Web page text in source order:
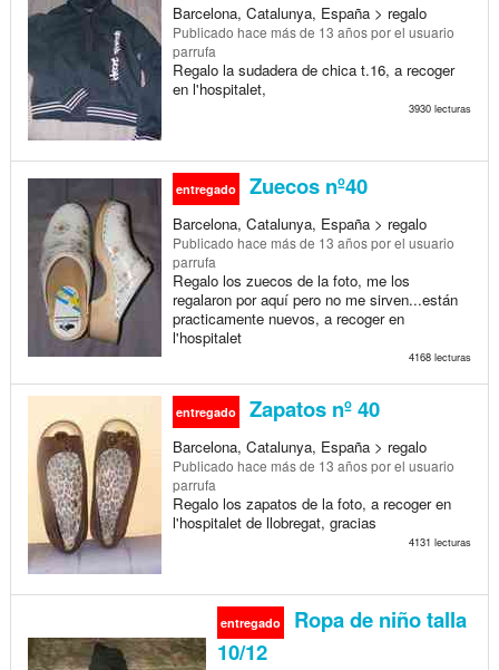
Barcelona, Catalunya, España > regalo
Publicado hace más de 13 añospor el usuario
parrufa
Regalo la sudadera de chica t.16, a recoger
en l'hospitalet,
3930 lecturas
entregado Zuecos nº40
Barcelona, Catalunya, España > regalo
Publicado hace más de 13 añospor el usuario
parrufa
Regalo los zuecos de la foto, me los
regalaron por aquí pero no me sirven...están
practicamente nuevos, a recoger en
l'hospitalet
4168 lecturas
entregado Zapatos nº 40
Barcelona, Catalunya, España > regalo
Publicado hace más de 13 añospor el usuario
parrufa
Regalo los zapatos de la foto, a recoger en
l'hospitalet de llobregat, gracias
4131 lecturas
entregado
Ropa de niño talla
10/12